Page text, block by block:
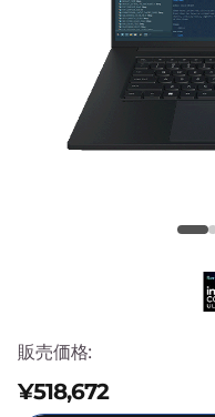
n販売価格:
¥518,672